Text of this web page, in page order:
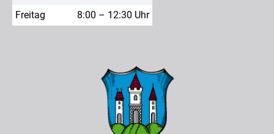
Freitag
8:00 – 12:30 Uhr